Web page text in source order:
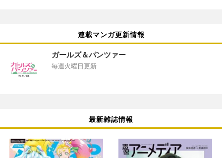
連載マンガ更新情報
ガールズ＆パンツァー
毎週火曜日更新
最新雑誌情報